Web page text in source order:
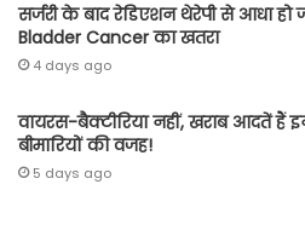
सर्जरी के बाद रेडिएशन थेरेपी से आधा हो
Bladder Cancer का खतरा
4 days ago
वायरस-बैक्टीरिया नहीं, खराब आदतें हैं
बीमारियों की वजह!
5 days ago